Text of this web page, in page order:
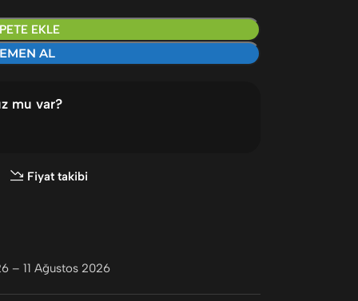
EKLE
AL
mu var?
Fiyat takibi
– 11 Ağustos 2026